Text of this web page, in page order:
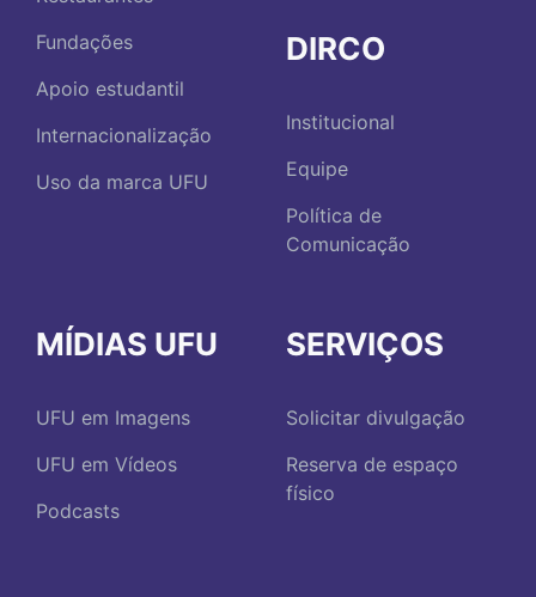
Fundações
Apoio estudantil
Internacionalização
Uso da marca UFU
DIRCO
Institucional
Equipe
Política de
Comunicação
MÍDIAS UFU
UFU em Imagens
UFU em Vídeos
Podcasts
SERVIÇOS
Solicitar divulgação
Reserva de espaço
físico